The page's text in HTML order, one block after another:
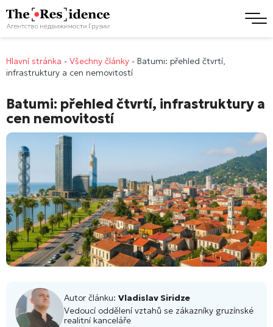
Hlavní stránka - Všechny články - Batumi: přehled čtvrtí,
infrastruktury a cen nemovitostí
Batumi: přehled čtvrtí, infrastruktury a
cen nemovitostí
Autor článku: Vladislav Siridze
Vedoucí oddělení vztahů se zákazníky gruzínské
realitní kanceláře